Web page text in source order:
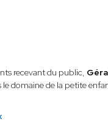
recevant du public,
domaine de la petite